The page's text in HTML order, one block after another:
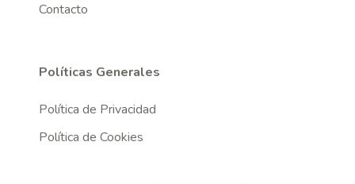
Contacto
Políticas Generales
Política de Privacidad
Política de Cookies